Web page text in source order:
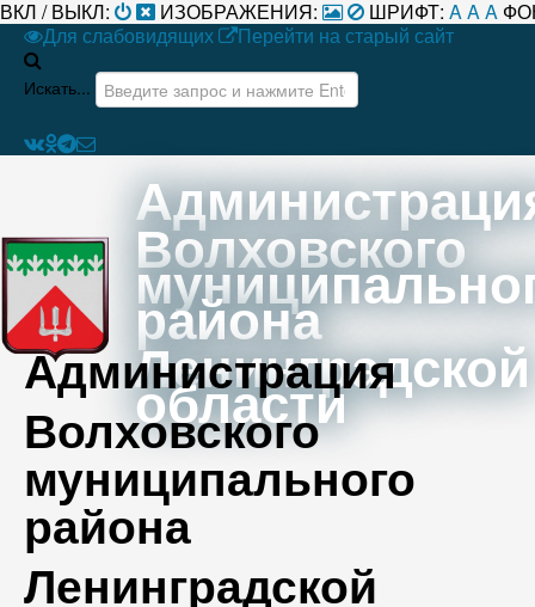
ВКЛ / ВЫКЛ: ИЗОБРАЖЕНИЯ: ШРИФТ: AAA
Для слабовидящих
Перейти на старый сайт
Искать...
Волховского
района
Ленинградской
области
Администрация
Волховского
муниципального
района
Ленинградской